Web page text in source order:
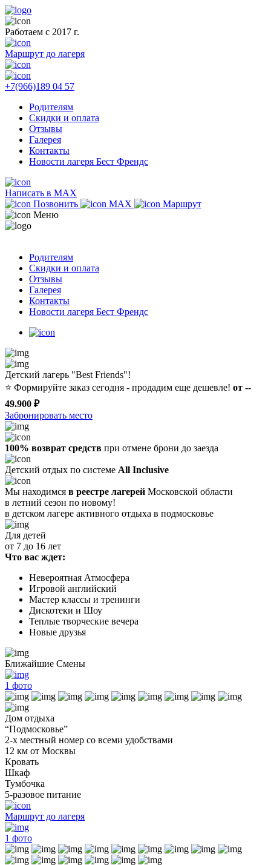
Работаем с 2017 г.
Маршрут до лагеря
+7(966)189 04 57
Родителям
Скидки и оплата
Отзывы
Галерея
Контакты
Новости лагеря Бест Френдс
Написать в MAX
Позвонить
MAX
Маршрут
Меню
Родителям
Скидки и оплата
Отзывы
Галерея
Контакты
Новости лагеря Бест Френдс
Детский лагерь "Best Friends"!
⭐️ Формируйте заказ сегодня - продадим еще дешевле! от --
49.900 ₽
Забронировать место
100% возврат средств при отмене брони до заезда
Детский отдых по системе All Inclusive
Мы находимся в реестре лагерей Московской области
в летний сезон по новому!
в детском лагере активного отдыха в подмосковье
Для детей
от 7 до 16 лет
Что вас ждет:
Невероятная Атмосфера
Игровой английский
Мастер классы и тренинги
Дискотеки и Шоу
Теплые творческие вечера
Новые друзья
Ближайшие Смены
1 фото
Дом отдыха
“Подмосковье”
2-х местный номер со всеми удобствами
12 км от Москвы
Кровать
Шкаф
Тумбочка
5-разовое питание
Маршрут до лагеря
1 фото